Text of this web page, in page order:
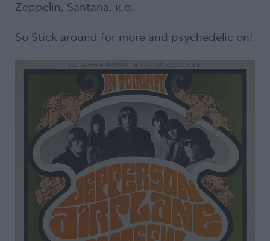
Zeppelin, Santana, κ.α.
So Stick around for more and psychedelic on!